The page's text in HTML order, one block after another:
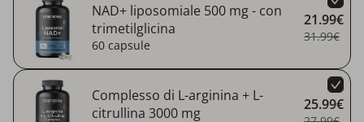
NAD+ liposomiale 500 mg - con
trimetilglicina
60 capsule
21.99€
31.99€
Complesso di L-arginina + L-
citrullina 3000 mg
25.99€